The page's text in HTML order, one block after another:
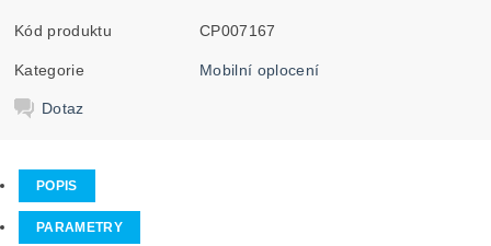
Kód produktu CP007167
Kategorie Mobilní oplocení
Dotaz
POPIS
PARAMETRY